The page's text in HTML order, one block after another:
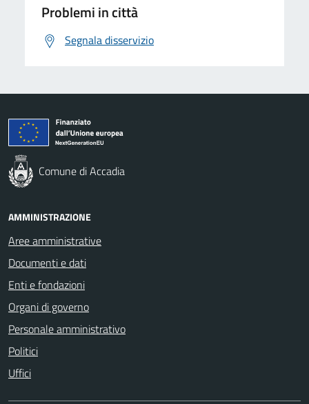
Problemi in città
Segnala disservizio
Comune di Accadia
AMMINISTRAZIONE
Aree amministrative
Documenti e dati
Enti e fondazioni
Organi di governo
Personale amministrativo
Politici
Uffici